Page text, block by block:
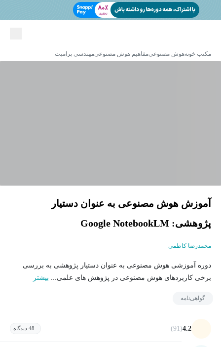
مکتب خونههوش مصنوعیمفاهیم هوش مصنوعیمهندسی پرامپت
آموزش هوش مصنوعی به عنوان دستیار
پژوهشی: Google NotebookLM
محمدرضا کاظمی
دوره آموزشی هوش مصنوعی به عنوان دستیار پژوهشی به بررسی
برخی کاربردهای هوش مصنوعی در پژوهش های علمی... بیشتر
گواهی‌نامه
4.2
(91) 48 دیدگاه